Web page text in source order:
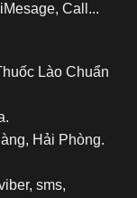
Call...
Lào Chuẩn
Hải Phòng.
sms,